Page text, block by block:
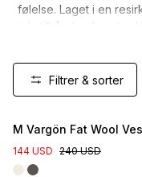
følelse. Laget i en
tekstilhåndverk møter
er et varmt, slitesterkt
dager og pålitelig
Filtrer & sorter
M Vargön Fat Wool
144 USD 240 USD